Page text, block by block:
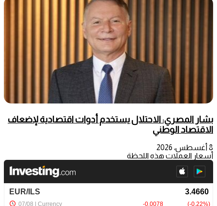
بشار المصري: الاحتلال يستخدم أدوات اقتصادية لإضعاف
الاقتصاد الوطني
8 أغسطس، 2026
أسعار العملات هذه اللحظة